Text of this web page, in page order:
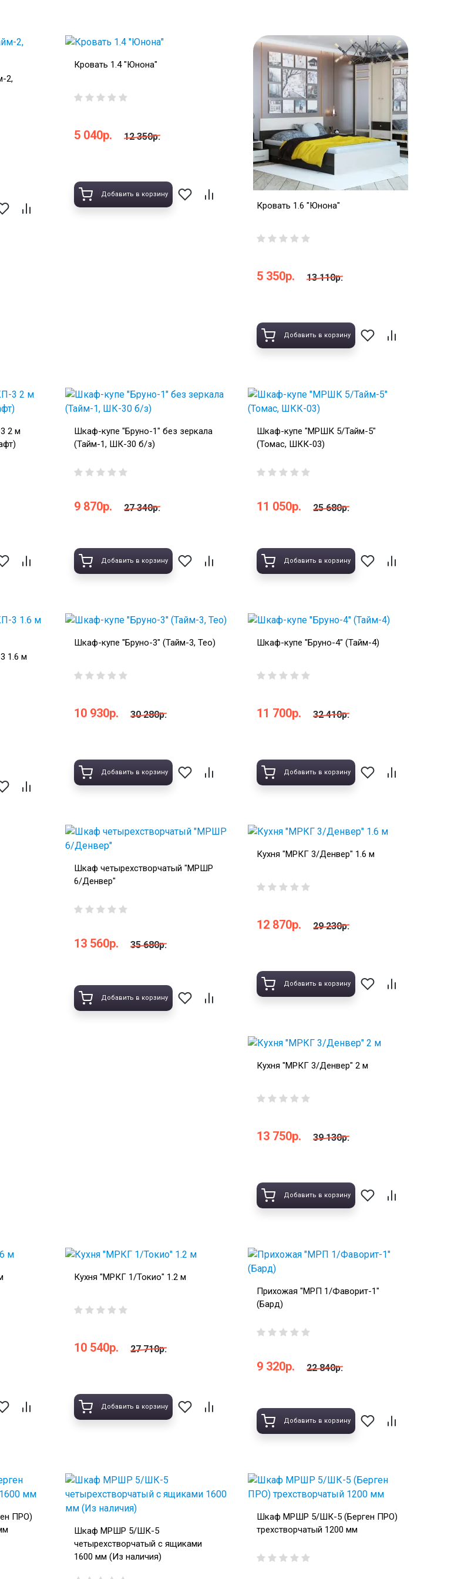
2,
Кровать 1.4 "Юнона"
5 040р. 12 350р.
Добавить в корзину
Кровать 1.6 "Юнона"
5 350р. 13 110р.
Добавить в корзину
2 м
Шкаф-купе "Бруно-1" без зеркала
(Тайм-1, ШК-30 б/з)
9 870р. 27 340р.
Добавить в корзину
Шкаф-купе "МРШК 5/Тайм-5"
(Томас, ШКК-03)
11 050р. 25 680р.
Добавить в корзину
1.6 м
Шкаф-купе "Бруно-3" (Тайм-3, Тео)
10 930р. 30 280р.
Добавить в корзину
Шкаф-купе "Бруно-4" (Тайм-4)
11 700р. 32 410р.
Добавить в корзину
Шкаф четырехстворчатый "МРШР
6/Денвер"
13 560р. 35 680р.
Добавить в корзину
Кухня "МРКГ 3/Денвер" 1.6 м
12 870р. 29 230р.
Добавить в корзину
Кухня "МРКГ 3/Денвер" 2 м
13 750р. 39 130р.
Добавить в корзину
Кухня "МРКГ 1/Токио" 1.2 м
10 540р. 27 710р.
Добавить в корзину
Прихожая "МРП 1/Фаворит-1"
(Бард)
9 320р. 22 840р.
Добавить в корзину
ПРО)
Шкаф МРШР 5/ШК-5
четырехстворчатый с ящиками
1600 мм (Из наличия)
Шкаф МРШР 5/ШК-5 (Берген ПРО)
трехстворчатый 1200 мм